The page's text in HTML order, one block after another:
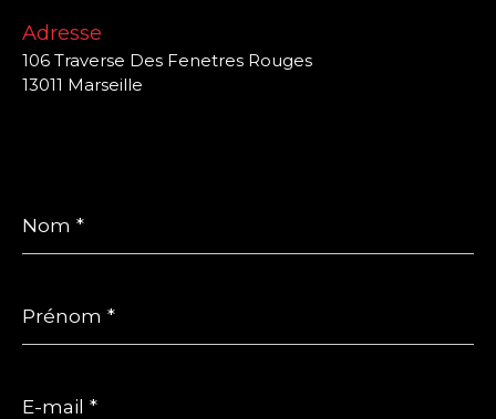
Adresse
106 Traverse Des Fenetres Rouges
13011 Marseille
*
*
mail